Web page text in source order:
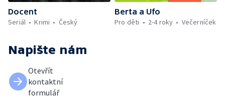
Docent
Seriál
Krimi Český
Berta a Ufo
Pro děti
2-4 roky Večerníček
Napište nám
Otevřít
kontaktní
formulář